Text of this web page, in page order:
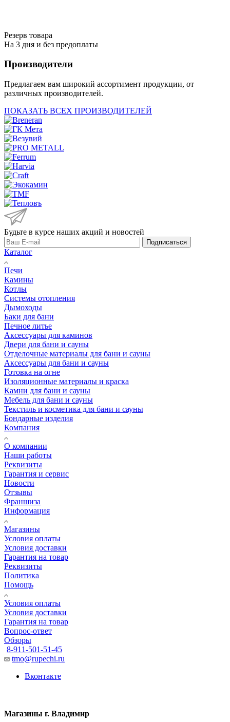
Резерв товара
На 3 дня и без предоплаты
Производители
Предлагаем вам широкий ассортимент продукции, от
различных производителей.
ПОКАЗАТЬ ВСЕХ ПРОИЗВОДИТЕЛЕЙ
Будьте в курсе наших акций и новостей
Подписаться
Каталог
Печи
Камины
Котлы
Системы отопления
Дымоходы
Баки для бани
Печное литье
Аксессуары для каминов
Двери для бани и сауны
Отделочные материалы для бани и сауны
Аксессуары для бани и сауны
Готовка на огне
Изоляционные материалы и краска
Камни для бани и сауны
Мебель для бани и сауны
Текстиль и косметика для бани и сауны
Бондарные изделия
Компания
О компании
Наши работы
Реквизиты
Гарантия и сервис
Новости
Отзывы
Франшиза
Информация
Магазины
Условия оплаты
Условия доставки
Гарантия на товар
Реквизиты
Политика
Помощь
Условия оплаты
Условия доставки
Гарантия на товар
Вопрос-ответ
Обзоры
8-911-501-51-45
tmo@rupechi.ru
Вконтакте
Магазины г. Владимир